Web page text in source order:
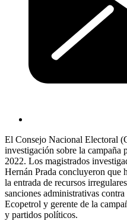
El Consejo Nacional Electoral
investigación sobre la campaña
2022. Los magistrados
Hernán Prada concluyeron que
la entrada de recursos
sanciones administrativas
Ecopetrol y gerente de la
y partidos políticos.